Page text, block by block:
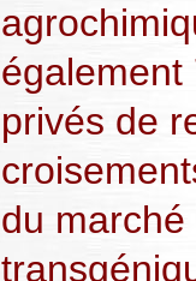
également
privés de
du